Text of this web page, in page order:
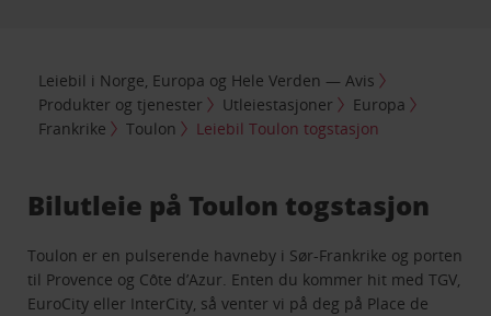
Leiebil i Norge, Europa og Hele Verden — Avis
Produkter og tjenester
Utleiestasjoner
Europa
Frankrike
Toulon Leiebil Toulon togstasjon
Bilutleie på Toulon togstasjon
Toulon er en pulserende havneby i Sør-Frankrike og porten
til Provence og Côte d’Azur. Enten du kommer hit med TGV,
EuroCity eller InterCity, så venter vi på deg på Place de